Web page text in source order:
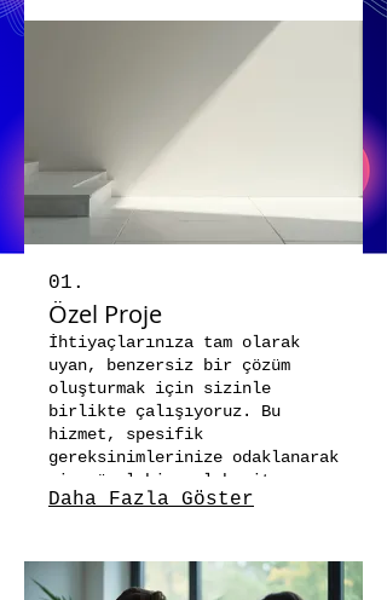
01.
Özel Proje
İhtiyaçlarınıza tam olarak
uyan, benzersiz bir çözüm
oluşturmak için sizinle
birlikte çalışıyoruz. Bu
hizmet, spesifik
gereksinimlerinize odaklanarak
size özel bir yol haritası
sunar.
Daha Fazla Göster